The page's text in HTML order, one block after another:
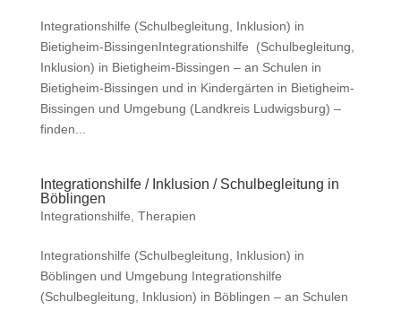
Integrationshilfe (Schulbegleitung, Inklusion) in
Bietigheim-BissingenIntegrationshilfe (Schulbegleitung,
Inklusion) in Bietigheim-Bissingen – an Schulen in
Bietigheim-Bissingen und in Kindergärten in Bietigheim-
Bissingen und Umgebung (Landkreis Ludwigsburg) –
finden...
Integrationshilfe / Inklusion / Schulbegleitung in
Böblingen
Integrationshilfe Therapien
Integrationshilfe (Schulbegleitung, Inklusion) in
Böblingen und Umgebung Integrationshilfe
(Schulbegleitung, Inklusion) in Böblingen – an Schulen